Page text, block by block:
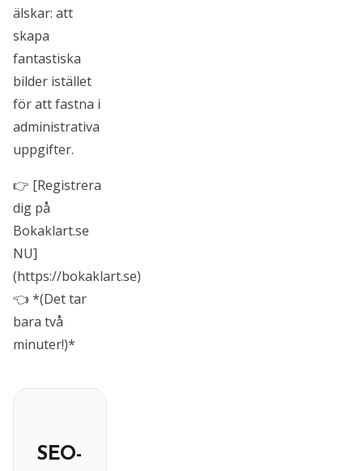
älskar: att
skapa
fantastiska
bilder istället
för att fastna i
administrativa
uppgifter.
👉 [Registrera
dig på
Bokaklart.se
NU]
(https://bokaklart.se)
👈 *(Det tar
bara två
minuter!)*
SEO-